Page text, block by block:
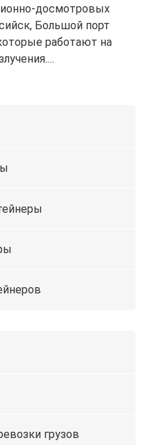
досмотровых
Большой порт
работают на
грузов